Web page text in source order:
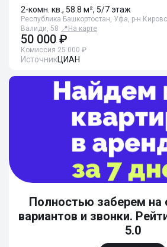
2-комн. кв., 58.8 м², 5/7 этаж
Республика Башкортостан, Уфа, р-н
Валиди, 58 📍 На карте
50 000 ₽
Комиссия 25 000 ₽
ИсточникЦИАН
Полностью заберем на
вариантов и звонки.
5.0